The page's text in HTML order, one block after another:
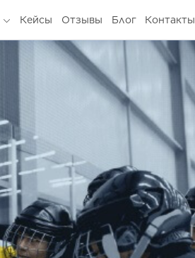
Кейсы Отзывы Блог Контакты